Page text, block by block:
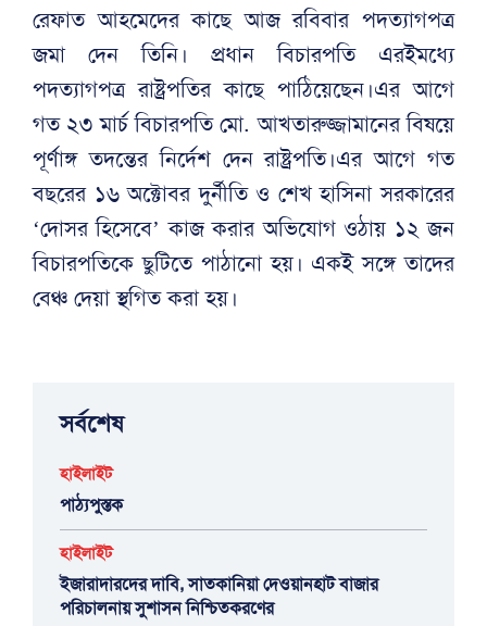
রেফাত আহমেদের কাছে আজ রবিবার পদত্যাগপত্র
জমা দেন তিনি। প্রধান বিচারপতি এরইমধ্যে
পদত্যাগপত্র রাষ্ট্রপতির কাছে পাঠিয়েছেন।এর আগে
গত ২৩ মার্চ বিচারপতি মো. আখতারুজ্জামানের বিষয়ে
পূর্ণাঙ্গ তদন্তের নির্দেশ দেন রাষ্ট্রপতি।এর আগে গত
বছরের ১৬ অক্টোবর দুর্নীতি ও শেখ হাসিনা সরকারের
‘দোসর হিসেবে’ কাজ করার অভিযোগ ওঠায় ১২ জন
বিচারপতিকে ছুটিতে পাঠানো হয়। একই সঙ্গে তাদের
বেঞ্চ দেয়া স্থগিত করা হয়।
সর্বশেষ
হাইলাইট
পাঠ্যপুস্তক
হাইলাইট
ইজারাদারদের দাবি, সাতকানিয়া দেওয়ানহাট বাজার
পরিচালনায় সুশাসন নিশ্চিতকরণের